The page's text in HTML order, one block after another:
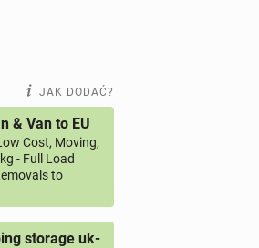
JAK DODAĆ?
& Van to EU
Cost, Moving,
- Full Load
to
storage uk-